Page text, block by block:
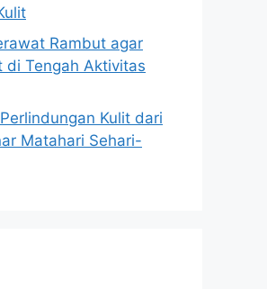
Rambut agar
di Tengah Aktivitas
Kulit dari
Matahari Sehari-